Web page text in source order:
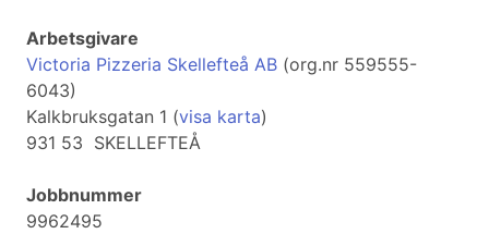
Arbetsgivare
Victoria Pizzeria Skellefteå AB (org.nr 559555-
6043)
Kalkbruksgatan 1 (visa karta)
931 53 SKELLEFTEÅ
Jobbnummer
9962495